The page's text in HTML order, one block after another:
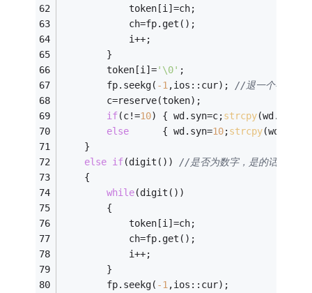
			token[i]=ch;
			ch=fp.get();
			i++;
		}
		token[i]=
'\0' ;
		fp.seekg(
-1 ,ios::cur); //退一个字符
		c=reserve(token);
if(c!=10 ) {	wd.syn=c;strcpy
else
      { wd.syn=
10;strcpy
	}
else if(digit()) //是否为数字，是的话继续取
	{
while(digit())
		{
            token[i]=ch;
			ch=fp.get();
			i++;
		}
		fp.seekg(
-1 ,ios::cur);